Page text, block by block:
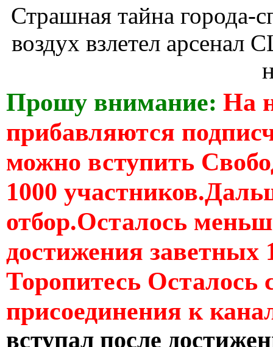
Страшная тайна
воздух взлетел
Прошу внимание: На
прибавляются
можно вступить
1000
отбор.Осталось
достижения заветных
Торопитесь Осталось
присоединения к
вступал после